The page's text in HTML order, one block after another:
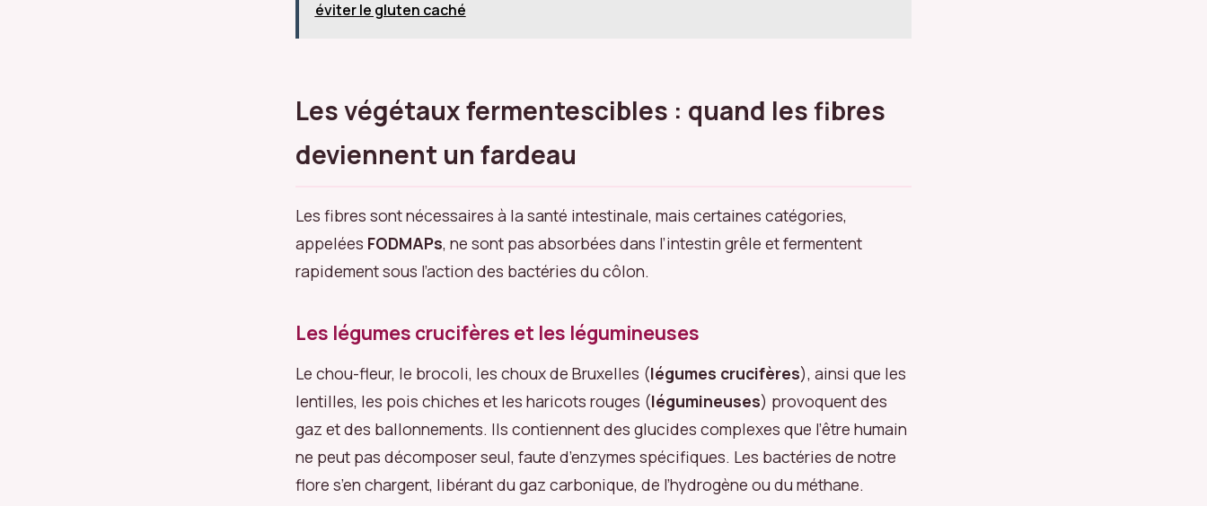
éviter le gluten caché
Les végétaux fermentescibles : quand les fibres
deviennent un fardeau
Les fibres sont nécessaires à la santé intestinale, mais certaines catégories,
appelées FODMAPs, ne sont pas absorbées dans l’intestin grêle et fermentent
rapidement sous l’action des bactéries du côlon.
Les légumes crucifères et les légumineuses
Le chou-fleur, le brocoli, les choux de Bruxelles (légumes crucifères), ainsi que les
lentilles, les pois chiches et les haricots rouges (légumineuses) provoquent des
gaz et des ballonnements. Ils contiennent des glucides complexes que l’être humain
ne peut pas décomposer seul, faute d’enzymes spécifiques. Les bactéries de notre
flore s’en chargent, libérant du gaz carbonique, de l’hydrogène ou du méthane.